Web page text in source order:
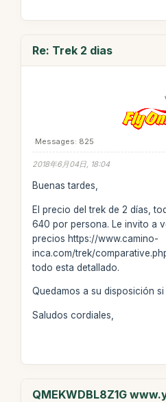
Re: Trek 2 dias
Messages: 825
2018年6月04日, 18:04
Buenas tardes,
El precio del trek de 2 días,
640 por persona. Le invito a
precios https://www.camino-
inca.com/trek/
todo esta detallado.
Quedamos a su disposición
Saludos cordiales,
QMEKWDBL8Z1G